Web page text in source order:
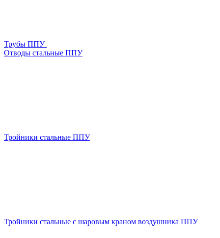
Трубы ППУ
Отводы стальные ППУ
Тройники стальные ППУ
Тройники стальные с шаровым краном воздушника ППУ